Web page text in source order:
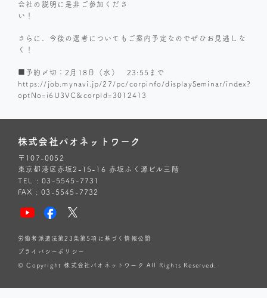
会社の説明に是非ご参加くださ
い
さらに、今後の選考についてもご案内予定なのでぜひお見逃しな
■予約〆切：2月18日（水） 23:55まで
https://job.mynavi.jp/27/pc/corpinfo/displaySeminar/index?
optNo=i6U3VC&corpId=3012413
株式会社パオネットワーク
〒107-0052
東京都港区赤坂2-15-16 赤坂ふく源ビル三階
TEL : 03-5545-7731
FAX : 03-5545-7732
労働者派遣法第23条第5項に基づく情報公開
プライバシーポリシー
© Copyright 株式会社パオネットワーク All Rights Reserved.